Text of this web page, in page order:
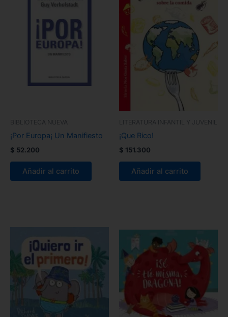
BIBLIOTECA NUEVA
¡Por Europa¡ Un Manifiesto
$ 52.200
Añadir al carrito
LITERATURA INFANTIL Y JUVENIL
¡Que Rico!
$ 151.300
Añadir al carrito